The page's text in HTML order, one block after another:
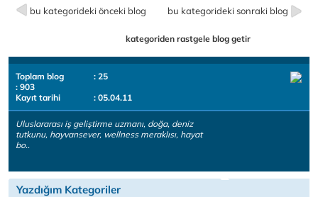
bu kategorideki önceki blog bu kategorideki sonraki blog
kategoriden rastgele blog getir
Toplam blog
: 25
: 903
Kayıt tarihi
: 05.04.11
Uluslararası iş geliştirme uzmanı, doğa, deniz
tutkunu, hayvansever, wellness meraklısı, hayat
bo..
Yazdığım Kategoriler